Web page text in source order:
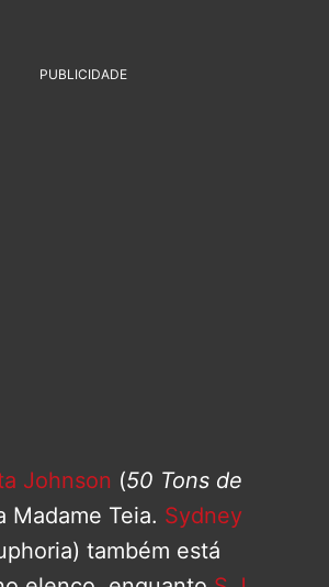
PUBLICIDADE
Johnson (50 Tons de
Madame Teia. Sydney
também está